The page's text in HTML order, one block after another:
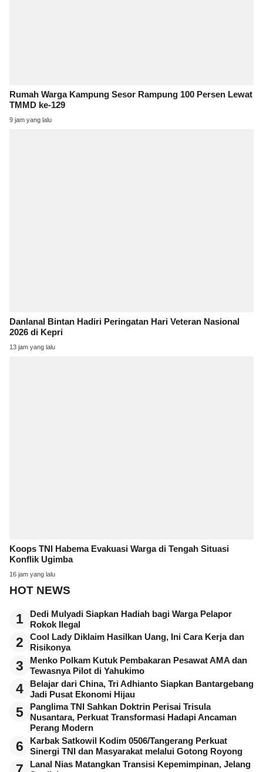
Rumah Warga Kampung Sesor Rampung 100 Persen Lewat
TMMD ke-129
9 jam yang lalu
Danlanal Bintan Hadiri Peringatan Hari Veteran Nasional
2026 di Kepri
13 jam yang lalu
Koops TNI Habema Evakuasi Warga di Tengah Situasi
Konflik Ugimba
16 jam yang lalu
HOT NEWS
1
Dedi Mulyadi Siapkan Hadiah bagi Warga Pelapor
Rokok Ilegal
2
Cool Lady Diklaim Hasilkan Uang, Ini Cara Kerja dan
Risikonya
3
Menko Polkam Kutuk Pembakaran Pesawat AMA dan
Tewasnya Pilot di Yahukimo
4
Belajar dari China, Tri Adhianto Siapkan Bantargebang
Jadi Pusat Ekonomi Hijau
5
Panglima TNI Sahkan Doktrin Perisai Trisula
Nusantara, Perkuat Transformasi Hadapi Ancaman
Perang Modern
6
Karbak Satkowil Kodim 0506/Tangerang Perkuat
Sinergi TNI dan Masyarakat melalui Gotong Royong
Lanal Nias Matangkan Transisi Kepemimpinan, Jelang